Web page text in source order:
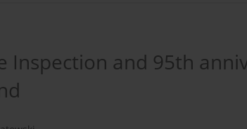
Inspection and 95th